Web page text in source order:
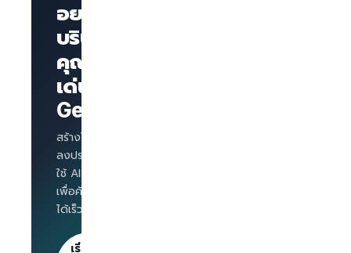
อยากให้
บริษัทของ
คุณโดด
เด่นบน
GetLinks?
สร้างโปรไฟล์บริษัท
ลงประกาศงาน และ
ใช้ AI Interview
เพื่อคัดกรองผู้สมัคร
ได้เร็วขึ้น
เริ่มต้น